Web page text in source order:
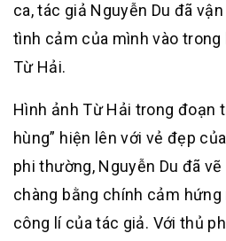
ca, tác giả Nguyễn Du đã
tình cảm của mình vào
Từ Hải.
Hình ảnh Từ Hải trong đoạn
hùng” hiện lên với vẻ đẹp
phi thường, Nguyễn Du đã
chàng bằng chính cảm
công lí của tác giả. Với thủ